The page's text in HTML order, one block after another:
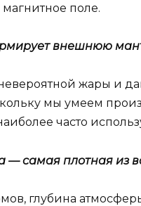
поле.
внешнюю
невероятной жары и
мы умеем
часто
самая плотная из
глубина